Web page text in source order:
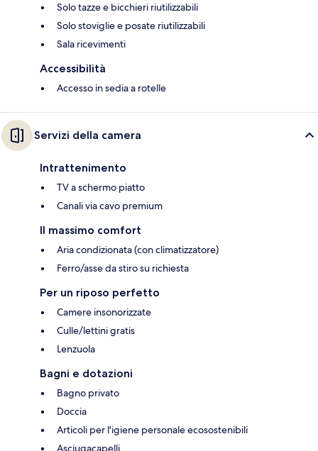
Solo tazze e bicchieri riutilizzabili
Solo stoviglie e posate riutilizzabili
Sala ricevimenti
Accessibilità
Accesso in sedia a rotelle
Servizi della camera
Intrattenimento
TV a schermo piatto
Canali via cavo premium
Il massimo comfort
Aria condizionata (con climatizzatore)
Ferro/asse da stiro su richiesta
Per un riposo perfetto
Camere insonorizzate
Culle/lettini gratis
Lenzuola
Bagni e dotazioni
Bagno privato
Doccia
Articoli per l'igiene personale ecosostenibili
Asciugacapelli